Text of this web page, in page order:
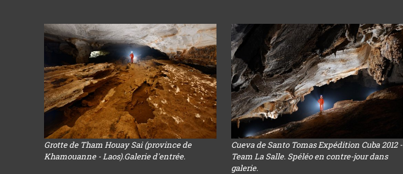
Grotte de Tham Houay Sai (province de
Khamouanne - Laos).Galerie d'entrée.
Cueva de Santo Tomas Expédition Cuba 2012 -
Team La Salle. Spéléo en contre-jour dans
galerie.